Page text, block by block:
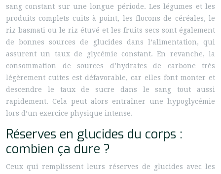
sang constant sur une longue période. Les légumes et les
produits complets cuits à point, les flocons de céréales, le
riz basmati ou le riz étuvé et les fruits secs sont également
de bonnes sources de glucides dans l’alimentation, qui
assurent un taux de glycémie constant. En revanche, la
consommation de sources d’hydrates de carbone très
légèrement cuites est défavorable, car elles font monter et
descendre le taux de sucre dans le sang tout aussi
rapidement. Cela peut alors entraîner une hypoglycémie
lors d’un exercice physique intense.
Réserves en glucides du corps :
combien ça dure ?
Ceux qui remplissent leurs réserves de glucides avec les